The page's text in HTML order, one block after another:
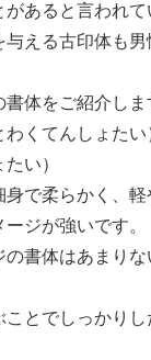
あると言われて
与える古印体も
体をご紹介しま
くてんしょたい
い）
で柔らかく、軽
ジが強いです。
書体はあまりな
ことでしっかり